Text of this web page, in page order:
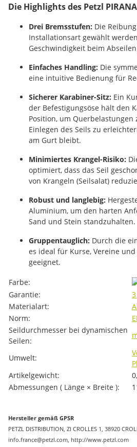
Die Highlights des Petzl
Drei Bremsstufen: Die
Installationsart gewählt
Geschwindigkeit beim
Einfaches Handling: Die
eine intuitive Bedienung für
Sicherer Karabiner-Sitz: Ein
der Befestigungsöse hält den
Position, um
Einlegen des Seils zu
am Gurt bleibt.
Minimiertes Krangel-Risiko:
optimiert, dass das Seil
von Krangeln (Seilsalat)
Robust und langlebig:
Aluminium, um den harten
Sand und Stein standzuhalten.
Gruppentauglich: Durch die
es ideal für Kurse, Vereine
geeignet.
Produkteigenschaft
Wert
Farbe:
Garantie:
Materialart:
Norm:
Seildurchmesser bei dynamischen
Seilen:
Umwelt:
Artikelgewicht:
Abmessungen ( Länge × Breite ):
Hersteller gemäß GPSR
PETZL DISTRIBUTION, ZI CROLLES 1, 38920
info.france@petzl.com, http://www.petzl.com